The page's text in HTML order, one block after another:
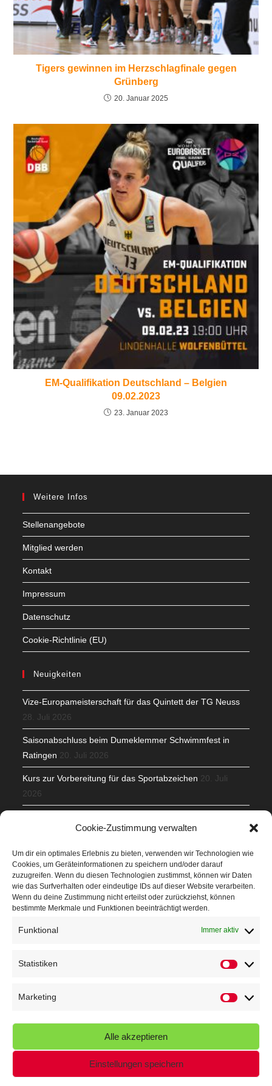
Cookie-Zustimmung verwalten
Um dir ein optimales Erlebnis zu bieten, verwenden wir Technologien wie
Cookies, um Geräteinformationen zu speichern und/oder darauf
zuzugreifen. Wenn du diesen Technologien zustimmst, können wir Daten
wie das Surfverhalten oder eindeutige IDs auf dieser Website verarbeiten.
Wenn du deine Zustimmung nicht erteilst oder zurückziehst, können
bestimmte Merkmale und Funktionen beeinträchtigt werden.
Funktional Immer aktiv
Statistiken
Marketing
Alle akzeptieren
Einstellungen speichern
Tigers gewinnen im Herzschlagfinale gegen
Grünberg
20. Januar 2025
EM-Qualifikation Deutschland – Belgien
09.02.2023
23. Januar 2023
Weitere Infos
Stellenangebote
Mitglied werden
Kontakt
Impressum
Datenschutz
Cookie-Richtlinie (EU)
Neuigkeiten
Vize-Europameisterschaft für das Quintett der TG Neuss
28. Juli 2026
Saisonabschluss beim Dumeklemmer Schwimmfest in
Ratingen 20. Juli 2026
Kurs zur Vorbereitung für das Sportabzeichen 20. Juli
2026
Veranstaltungen
Höffner Run
Kindersportfest